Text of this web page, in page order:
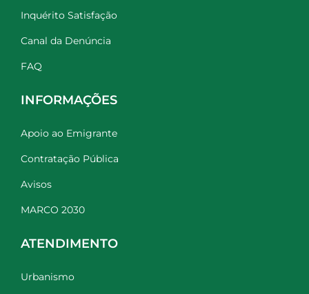
Inquérito Satisfação
Canal da Denúncia
FAQ
INFORMAÇÕES
Apoio ao Emigrante
Contratação Pública
Avisos
MARCO 2030
ATENDIMENTO
Urbanismo